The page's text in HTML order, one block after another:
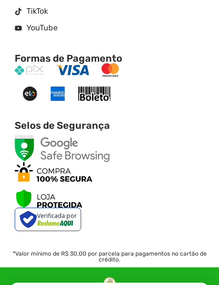
TikTok
YouTube
Formas de Pagamento
Selos de Segurança
Verificada por
*Valor mínimo de R$ 30,00 por parcela para pagamentos no cartão de
crédito.